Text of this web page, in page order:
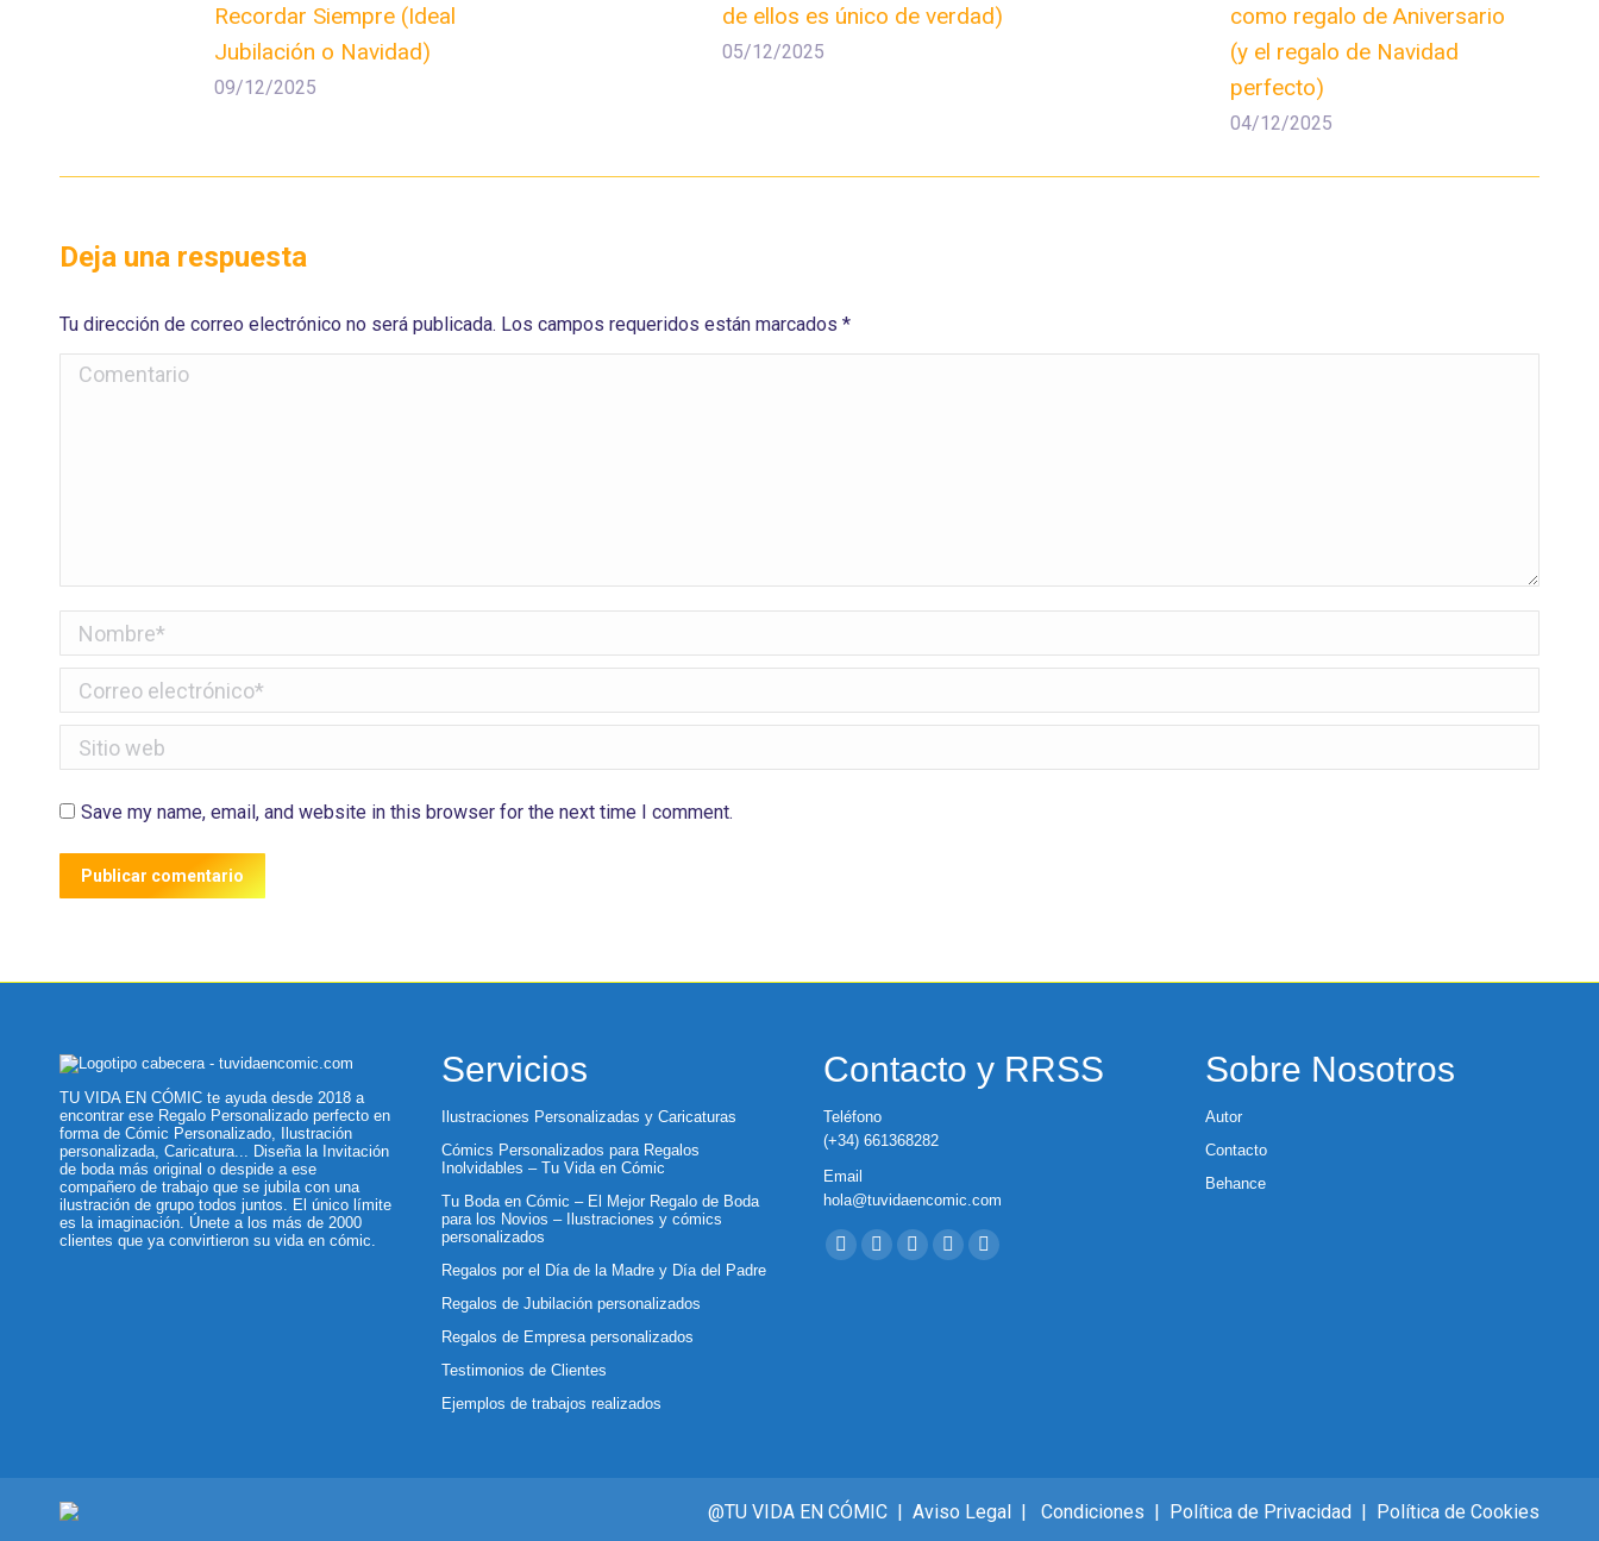
Recordar Siempre (Ideal
Jubilación o Navidad)
09/12/2025
de ellos es único de verdad)
05/12/2025
como regalo de Aniversario
(y el regalo de Navidad
perfecto)
04/12/2025
Deja una respuesta
Tu dirección de correo electrónico no será publicada. Los campos requeridos están marcados *
Comentario
Nombre *
Correo electrónico *
Sitio web
Save my name, email, and website in this browser for the next time I comment.
Publicar comentario
TU VIDA EN CÓMIC te ayuda desde 2018 a
encontrar ese Regalo Personalizado perfecto en
forma de Cómic Personalizado, Ilustración
personalizada, Caricatura... Diseña la Invitación
de boda más original o despide a ese
compañero de trabajo que se jubila con una
ilustración de grupo todos juntos. El único límite
es la imaginación. Únete a los más de 2000
clientes que ya convirtieron su vida en cómic.
Servicios
Ilustraciones Personalizadas y Caricaturas
Cómics Personalizados para Regalos
Inolvidables – Tu Vida en Cómic
Tu Boda en Cómic – El Mejor Regalo de Boda
para los Novios – Ilustraciones y cómics
personalizados
Regalos por el Día de la Madre y Día del Padre
Regalos de Jubilación personalizados
Regalos de Empresa personalizados
Testimonios de Clientes
Ejemplos de trabajos realizados
Contacto y RRSS
Teléfono
(+34) 661368282
Email
hola@tuvidaencomic.com
Encuéntranos en:
Facebook
X
YouTubeInstagramWhatsapp
Sobre Nosotros
Autor
Contacto
Behance
@TU VIDA EN CÓMIC | Aviso Legal | Condiciones | Política de Privacidad | Política de Cookies